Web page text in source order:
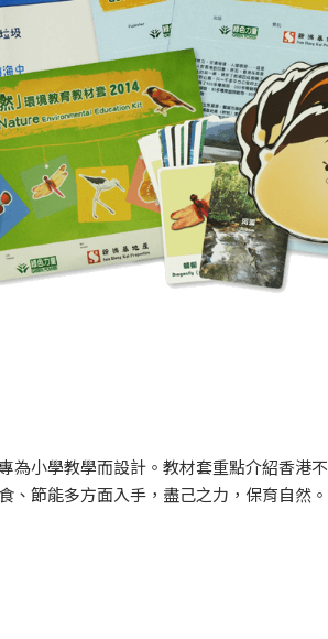
為小學教學而設計。教材套重點介紹香港不
節能多方面入手，盡己之力，保育自然。